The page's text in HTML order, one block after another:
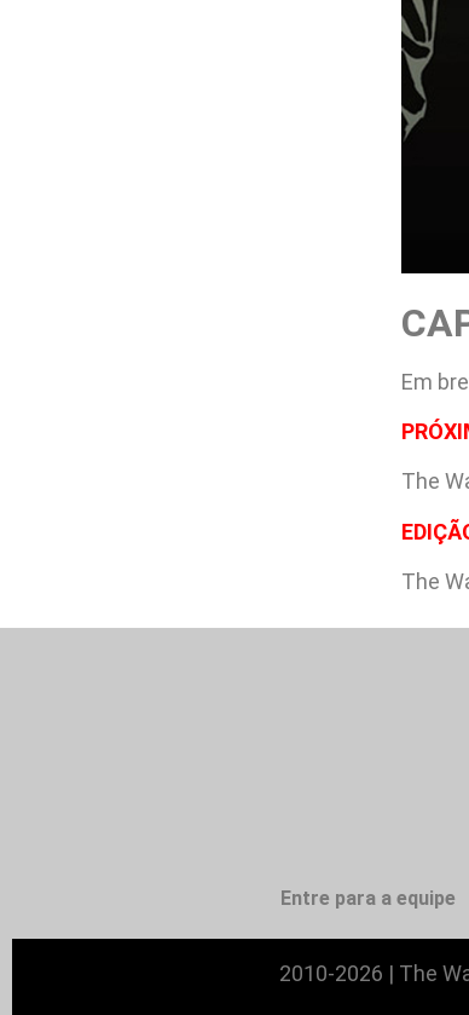
Em
The
The
Entre para a equipe
2010-2026 | The